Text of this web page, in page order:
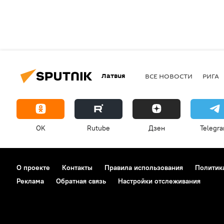
Латвия ВСЕ НОВОСТИ РИГА
OK Rutube Дзен
О проекте Контакты Правила использования
Реклама
Обратная связь Настройки отслеживания